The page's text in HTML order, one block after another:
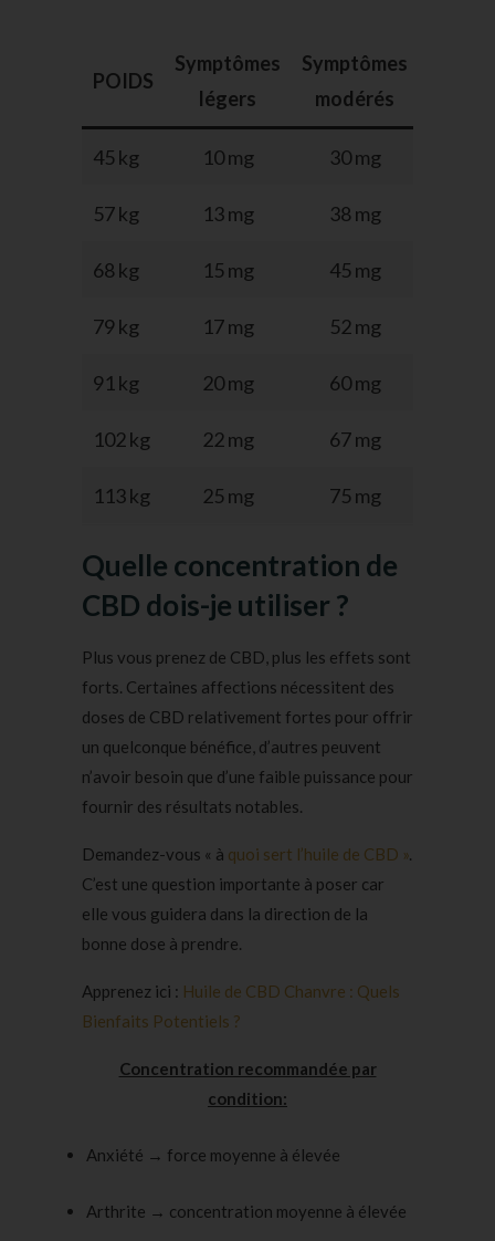
POIDS
Symptômes
légers
Symptômes
modérés
45 kg 10 mg 30 mg
57 kg 13 mg 38 mg
68 kg 15 mg 45 mg
79 kg 17 mg 52 mg
91 kg 20 mg 60 mg
102 kg 22 mg 67 mg
113 kg 25 mg 75 mg
Quelle concentration de
CBD dois-je utiliser ?
Plus vous prenez de CBD, plus les effets sont
forts. Certaines affections nécessitent des
doses de CBD relativement fortes pour offrir
un quelconque bénéfice, d’autres peuvent
n’avoir besoin que d’une faible puissance pour
fournir des résultats notables.
Demandez-vous « à quoi sert l’huile de CBD ».
C’est une question importante à poser car
elle vous guidera dans la direction de la
bonne dose à prendre.
Apprenez ici : Huile de CBD Chanvre : Quels
Bienfaits Potentiels ?
Concentration recommandée par
condition:
Anxiété → force moyenne à élevée
Arthrite → concentration moyenne à élevée